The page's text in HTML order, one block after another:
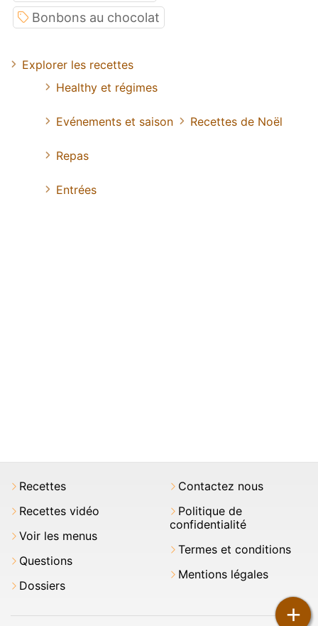
+
Bonbons au chocolat
Explorer les recettes
Healthy et régimes
Evénements et saison Recettes de Noël
Repas
Entrées
Recettes
Recettes vidéo
Voir les menus
Questions
Dossiers
Contactez nous
Politique de
confidentialité
Termes et conditions
Mentions légales